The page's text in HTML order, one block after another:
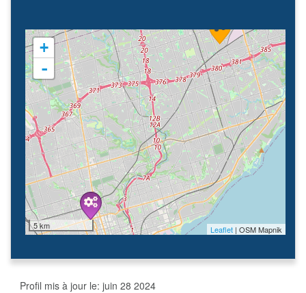
+
-
5 km Leaflet | OSM Mapnik
Profil mis à jour le: juin 28 2024